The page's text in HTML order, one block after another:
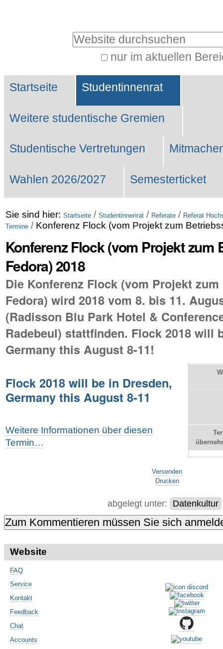
Website durchsuchen
nur im aktuellen
Suche…
Sektionen
Startseite Studentinnenrat
Weitere studentische Gremien
Studentische Vertretungen
Wahlen 2026/2027 Semesterticket
Sie sind hier: Startseite / Studentinnenrat / Referate / Referat
Termine / Konferenz Flock (vom Projekt zum
Konferenz Flock (vom Projekt zum
Fedora) 2018
Die Konferenz Flock (vom Projekt
Fedora) wird 2018 vom 8. bis 11.
(Radisson Blu Park Hotel &
Radebeul) stattfinden. Flock 2018 will
Germany this August 8-11!
Flock 2018 will be in Dresden,
Germany this August 8-11
Weitere Informationen über diesen
Termin…
Versenden
Drucken
abgelegt unter: Datenkultur
Website
FAQ
Service
Kontakt
Feedback
Chat
Accounts